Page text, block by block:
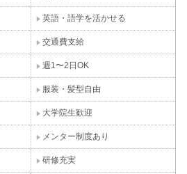
英語・語学を活かせる
交通費支給
週1〜2日OK
服装・髪型自由
大学院生歓迎
メンター制度あり
研修充実